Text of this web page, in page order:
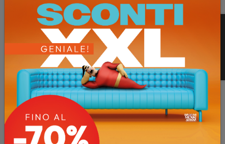
L.160 P.90 cm
Richiedi informazioni
1.390,00 €